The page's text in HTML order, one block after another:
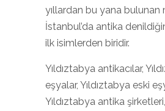
yıllardan bu yana bulunan
İstanbul’da antika
ilk isimlerden biridir.
Yıldıztabya antikacılar,
eşyalar, Yıldıztabya eski
Yıldıztabya antika